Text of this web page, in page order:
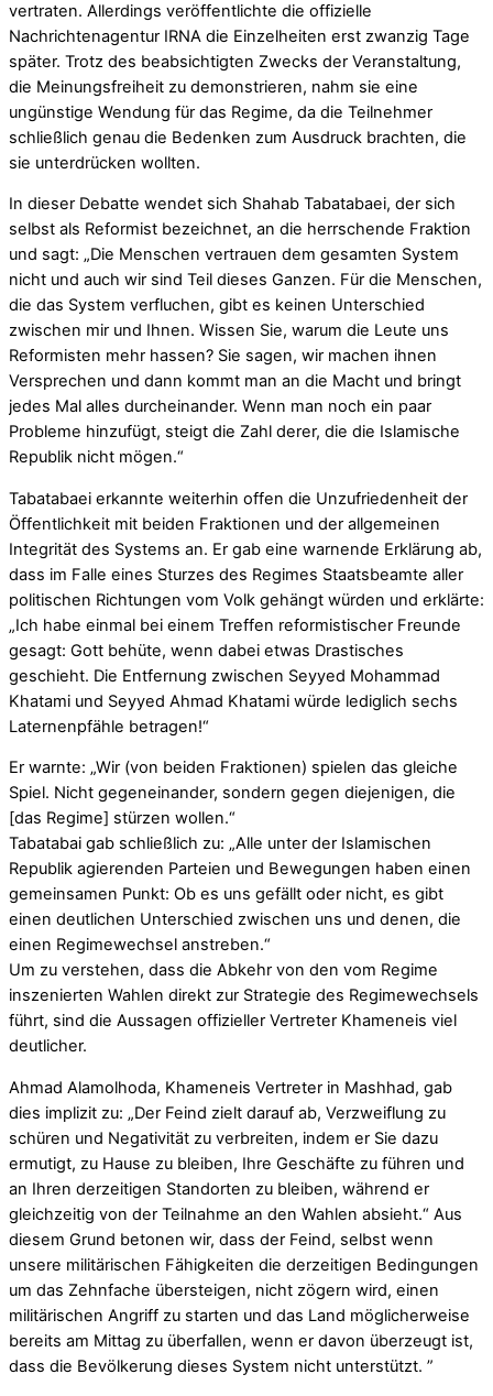
vertraten. Allerdings veröffentlichte die offizielle
Nachrichtenagentur IRNA die Einzelheiten erst zwanzig Tage
später. Trotz des beabsichtigten Zwecks der Veranstaltung,
die Meinungsfreiheit zu demonstrieren, nahm sie eine
ungünstige Wendung für das Regime, da die Teilnehmer
schließlich genau die Bedenken zum Ausdruck brachten, die
sie unterdrücken wollten.
In dieser Debatte wendet sich Shahab Tabatabaei, der sich
selbst als Reformist bezeichnet, an die herrschende Fraktion
und sagt: „Die Menschen vertrauen dem gesamten System
nicht und auch wir sind Teil dieses Ganzen. Für die Menschen,
die das System verfluchen, gibt es keinen Unterschied
zwischen mir und Ihnen. Wissen Sie, warum die Leute uns
Reformisten mehr hassen? Sie sagen, wir machen ihnen
Versprechen und dann kommt man an die Macht und bringt
jedes Mal alles durcheinander. Wenn man noch ein paar
Probleme hinzufügt, steigt die Zahl derer, die die Islamische
Republik nicht mögen.“
Tabatabaei erkannte weiterhin offen die Unzufriedenheit der
Öffentlichkeit mit beiden Fraktionen und der allgemeinen
Integrität des Systems an. Er gab eine warnende Erklärung ab,
dass im Falle eines Sturzes des Regimes Staatsbeamte aller
politischen Richtungen vom Volk gehängt würden und erklärte:
„Ich habe einmal bei einem Treffen reformistischer Freunde
gesagt: Gott behüte, wenn dabei etwas Drastisches
geschieht. Die Entfernung zwischen Seyyed Mohammad
Khatami und Seyyed Ahmad Khatami würde lediglich sechs
Laternenpfähle betragen!“
Er warnte: „Wir (von beiden Fraktionen) spielen das gleiche
Spiel. Nicht gegeneinander, sondern gegen diejenigen, die
[das Regime] stürzen wollen.“
Tabatabai gab schließlich zu: „Alle unter der Islamischen
Republik agierenden Parteien und Bewegungen haben einen
gemeinsamen Punkt: Ob es uns gefällt oder nicht, es gibt
einen deutlichen Unterschied zwischen uns und denen, die
einen Regimewechsel anstreben.“
Um zu verstehen, dass die Abkehr von den vom Regime
inszenierten Wahlen direkt zur Strategie des Regimewechsels
führt, sind die Aussagen offizieller Vertreter Khameneis viel
deutlicher.
Ahmad Alamolhoda, Khameneis Vertreter in Mashhad, gab
dies implizit zu: „Der Feind zielt darauf ab, Verzweiflung zu
schüren und Negativität zu verbreiten, indem er Sie dazu
ermutigt, zu Hause zu bleiben, Ihre Geschäfte zu führen und
an Ihren derzeitigen Standorten zu bleiben, während er
gleichzeitig von der Teilnahme an den Wahlen absieht.“ Aus
diesem Grund betonen wir, dass der Feind, selbst wenn
unsere militärischen Fähigkeiten die derzeitigen Bedingungen
um das Zehnfache übersteigen, nicht zögern wird, einen
militärischen Angriff zu starten und das Land möglicherweise
bereits am Mittag zu überfallen, wenn er davon überzeugt ist,
dass die Bevölkerung dieses System nicht unterstützt. ”